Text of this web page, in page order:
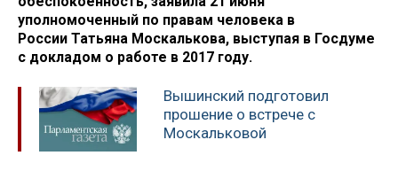
уполномоченный по правам человека в
России Татьяна Москалькова, выступая в Госдуме
с докладом о работе в 2017 году.
Вышинский подготовил
прошение о встрече с
Москальковой